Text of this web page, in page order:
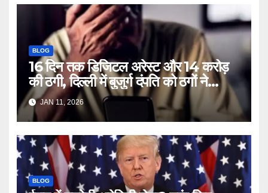
date tmovg
BLOG
16 दिन तक डिजिटल अरेस्ट और 14 करोड़
की ठगी, दिल्ली में बुजुर्ग दंपति को ठगों ने
लगाया चूना – Delhi Cyber Fraud
elderly couple digital arrest
duped crores ntc rttm
JAN 11, 2026
BLOG